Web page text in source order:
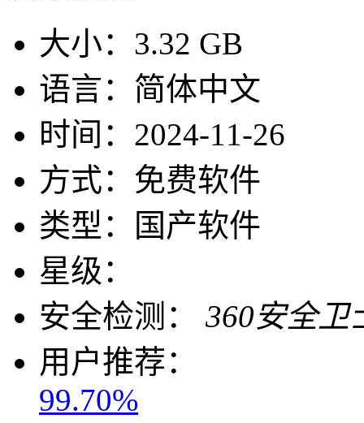
大小： 3.32 GB
语言： 简体中文
时间： 2024-11-26
方式： 免费软件
类型：
国产软件
星级：
安全检测：
360安全卫
用户推荐：
99.70%